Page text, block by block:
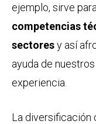
ejemplo, sirve para
competencias
sectoresy así
ayuda de
experiencia.
La diversificación